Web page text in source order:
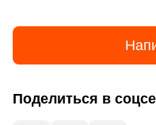
Поделиться в